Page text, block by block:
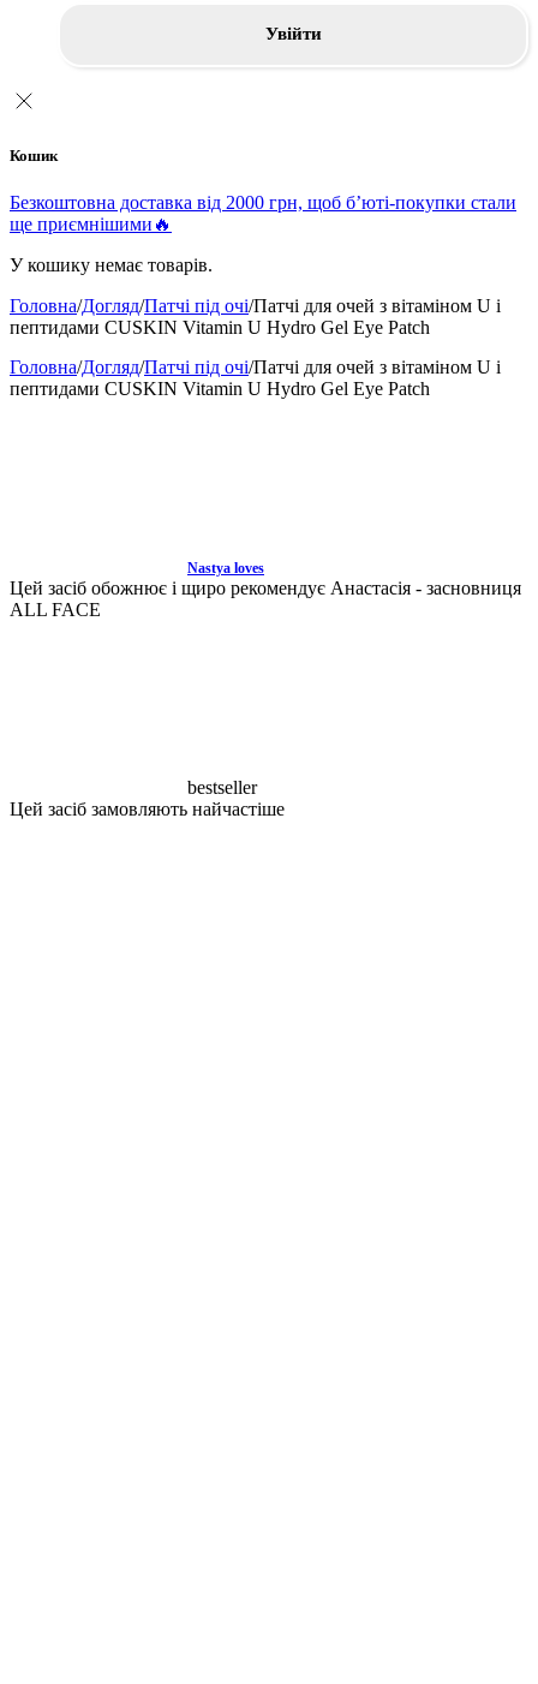
Увійти
Кошик
Безкоштовна доставка від 2000 грн, щоб б’юті-покупки стали
ще приємнішими🔥
У кошику немає товарів.
Головна/Догляд/Патчі під очі/Патчі для очей з вітаміном U і
пептидами CUSKIN Vitamin U Hydro Gel Eye Patch
Головна/Догляд/Патчі під очі/Патчі для очей з вітаміном U і
пептидами CUSKIN Vitamin U Hydro Gel Eye Patch
Nastya loves
Цей засіб обожнює і щиро рекомендує Анастасія - засновниця
ALL FACE
bestseller
Цей засіб замовляють найчастіше